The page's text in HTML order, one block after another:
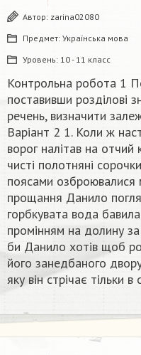
Автор: zarina02080
Предмет: Українська мова
Уровень: 10 - 11 класс
Контрольна робота 1
поставивши розділові
речень, визначити
Варіант 2 1. Коли ж
ворог налітав на отчий
чисті полотняні
поясами
прощання Данило
горбкувата вода
промінням на долину
би Данило хотів щоб
його занедбаного
яку він стрічає тільки